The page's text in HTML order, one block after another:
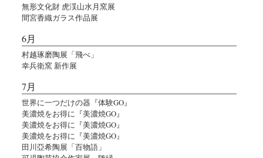
無形文化財 虎渓山水月窯展
間宮香織ガラス作品展
6月
村越琢磨陶展「飛べ」
幸兵衛窯 新作展
7月
世界に一つだけの器『体験GO』
美濃焼をお得に『美濃焼GO』
美濃焼をお得に『美濃焼GO』
美濃焼をお得に『美濃焼GO』
田川亞希陶展「百物語」